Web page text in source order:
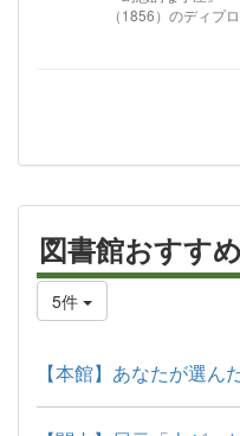
（1856）のディプ
図書館おすす
5件